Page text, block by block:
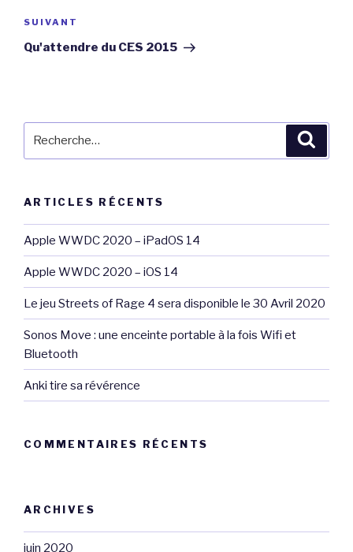
Article
suivant
SUIVANT
Qu'attendre du CES 2015
ARTICLES RÉCENTS
Apple WWDC 2020 – iPadOS 14
Apple WWDC 2020 – iOS 14
Le jeu Streets of Rage 4 sera disponible le 30 Avril 2020
Sonos Move : une enceinte portable à la fois Wifi et
Bluetooth
Anki tire sa révérence
COMMENTAIRES RÉCENTS
ARCHIVES
juin 2020